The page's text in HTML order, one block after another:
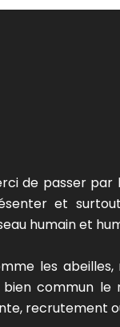
de passer par
et
humain et
les
bien commun le
recrutement